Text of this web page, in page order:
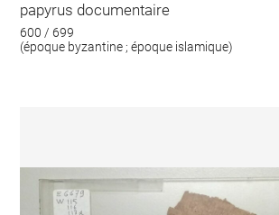
papyrus documentaire
600 / 699
(époque byzantine ; époque islamique)